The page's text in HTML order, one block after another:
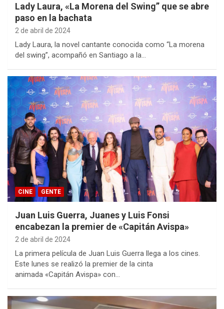
Lady Laura, «La Morena del Swing” que se abre
paso en la bachata
2 de abril de 2024
Lady Laura, la novel cantante conocida como “La morena
del swing”, acompañó en Santiago a la…
CINE GENTE
Juan Luis Guerra, Juanes y Luis Fonsi
encabezan la premier de «Capitán Avispa»
2 de abril de 2024
La primera película de Juan Luis Guerra llega a los cines.
Este lunes se realizó la premier de la cinta
animada «Capitán Avispa» con…